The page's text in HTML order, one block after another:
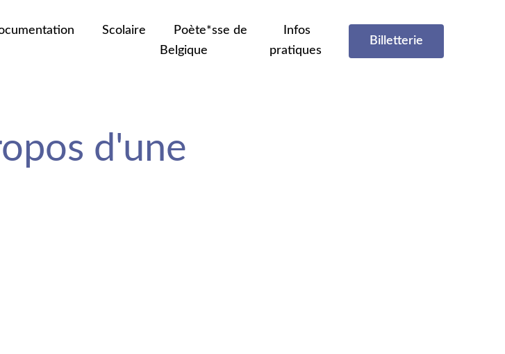
Scolaire
Poète*sse de
Belgique
Infos
pratiques
Billetterie
d'une